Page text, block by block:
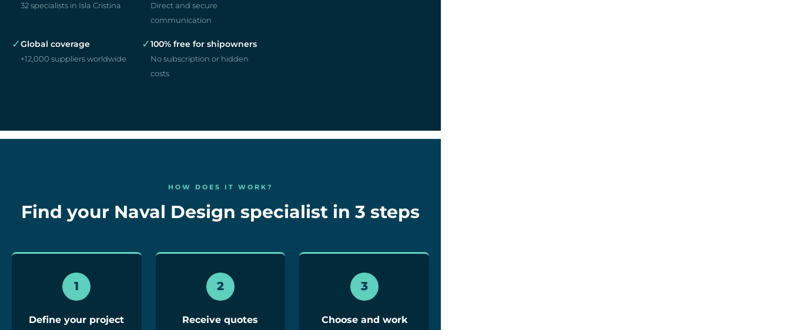
32 specialists in Isla Cristina
Direct and secure
communication
✓Global coverage
+12,000 suppliers worldwide
✓100% free for shipowners
No subscription or hidden
costs
HOW DOES IT WORK?
Find your Naval Design specialist in 3 steps
1
Define your project
2
Receive quotes
3
Choose and work